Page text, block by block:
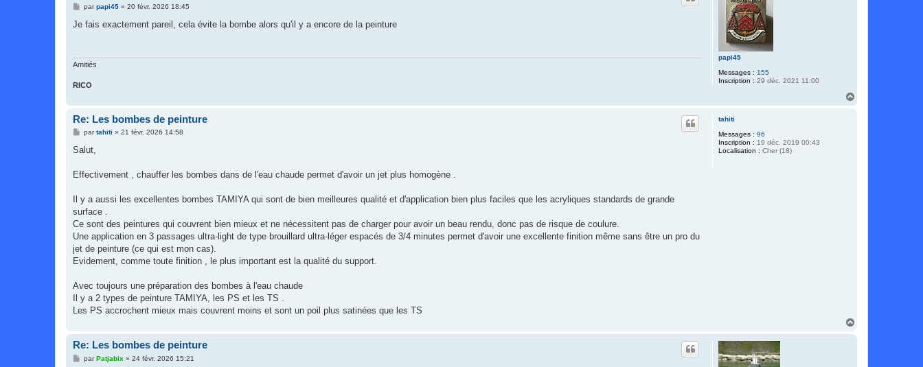
papi45
Messages : 155
Inscription : 29 déc. 2021 11:00
M
s
parpapi45» 20 févr. 2026 18:45
Je fais exactement pareil, cela évite la bombe alors qu'il y a encore de la peinture
Amitiés
RICO
tahiti
Messages : 96
Inscription : 19 déc. 2019 00:43
Localisation : Cher (18)
Re: Les bombes de peinture
M
s
g
partahiti » 21 févr. 2026 14:58
Salut,
Effectivement , chauffer les bombes dans de l'eau chaude permet d'avoir un jet plus homogène .
Il y a aussi les excellentes bombes TAMIYA qui sont de bien meilleures qualité et d'application bien plus faciles que les acryliques standards de grande
surface .
Ce sont des peintures qui couvrent bien mieux et ne nécessitent pas de charger pour avoir un beau rendu, donc pas de risque de coulure.
Une application en 3 passages ultra-light de type brouillard ultra-léger espacés de 3/4 minutes permet d'avoir une excellente finition même sans être un pro du
jet de peinture (ce qui est mon cas).
Evidement, comme toute finition , le plus important est la qualité du support.
Avec toujours une préparation des bombes à l'eau chaude
Il y a 2 types de peinture TAMIYA, les PS et les TS .
Les PS accrochent mieux mais couvrent moins et sont un poil plus satinées que les TS
Re: Les bombes de peinture
MparPatjabix » 24 févr. 2026 15:21